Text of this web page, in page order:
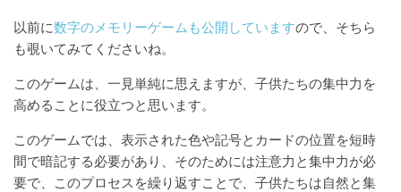
以前に数字のメモリーゲームも公開していますので、そちら
も覗いてみてくださいね。
このゲームは、一見単純に思えますが、子供たちの集中力を
高めることに役立つと思います。
このゲームでは、表示された色や記号とカードの位置を短時
間で暗記する必要があり、そのためには注意力と集中力が必
要で、このプロセスを繰り返すことで、子供たちは自然と集